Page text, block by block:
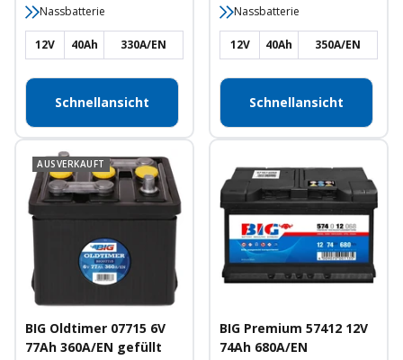
Nassbatterie
12V 40Ah 330A/EN
Schnellansicht
Nassbatterie
12V 40Ah 350A/EN
Schnellansicht
AUSVERKAUFT
BIG Oldtimer 07715 6V
77Ah 360A/EN gefüllt
BIG Premium 57412 12V
74Ah 680A/EN